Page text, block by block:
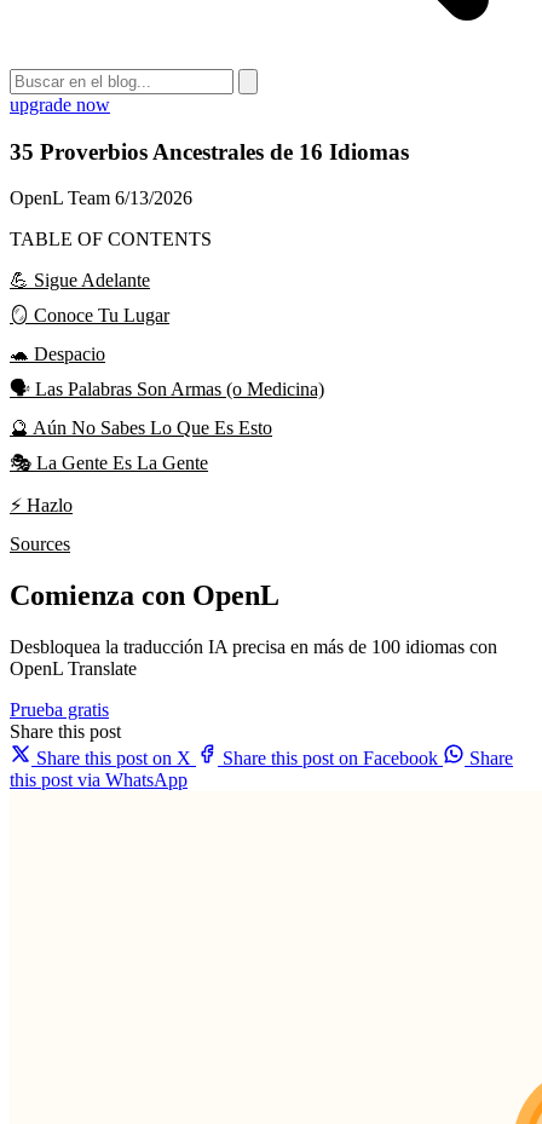
upgrade now
35 Proverbios Ancestrales de 16 Idiomas
OpenL Team 6/13/2026
TABLE OF CONTENTS
💪 Sigue Adelante
🪞 Conoce Tu Lugar
🐢 Despacio
🗣️ Las Palabras Son Armas (o Medicina)
🔮 Aún No Sabes Lo Que Es Esto
🎭 La Gente Es La Gente
⚡ Hazlo
Sources
Comienza con OpenL
Desbloquea la traducción IA precisa en más de 100 idiomas con
OpenL Translate
Prueba gratis
Share this post
Share this post on X
Share this post on Facebook
Share
this post via WhatsApp